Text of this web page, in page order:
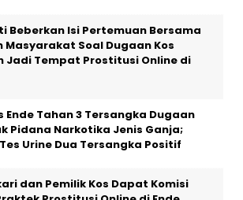
Beberkan Isi Pertemuan Bersama
Masyarakat Soal Dugaan Kos
Jadi Tempat Prostitusi Online di
Ende Tahan 3 Tersangka Dugaan
Pidana Narkotika Jenis Ganja;
Urine Dua Tersangka Positif
dan Pemilik Kos Dapat Komisi